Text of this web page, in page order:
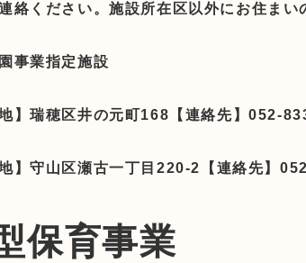
絡ください。施設所在区以外にお住まい
事業指定施設
地】瑞穂区井の元町168【連絡先】052-
地】守山区瀬古一丁目220-2【連絡先】
保育事業